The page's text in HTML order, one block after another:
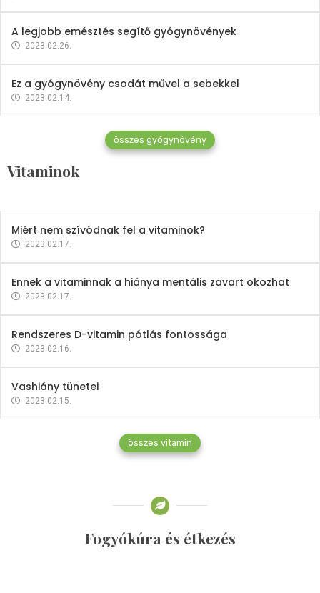
A legjobb emésztés segítő gyógynövények
2023.02.26.
Ez a gyógynövény csodát művel a sebekkel
2023.02.14.
összes gyógynövény
Vitaminok
Vitaminok
Mindent a B-12 vitaminról
2023.02.27.
Miért nem szívódnak fel a vitaminok?
2023.02.17.
Ennek a vitaminnak a hiánya mentális zavart okozhat
2023.02.17.
Rendszeres D-vitamin pótlás fontossága
2023.02.16.
Vashiány tünetei
2023.02.15.
összes vitamin
Fogyókúra és étkezés